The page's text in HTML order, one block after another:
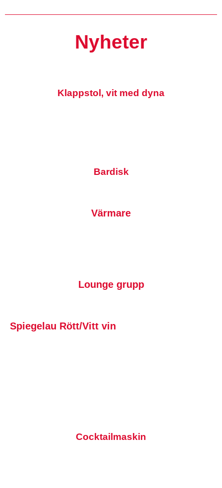
Nyheter
Klappstol, vit med dyna
Bardisk
Värmare
Lounge grupp
Spiegelau Rött/Vitt vin
Cocktailmaskin